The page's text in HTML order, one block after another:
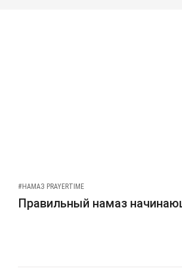
#НАМАЗ PRAYERTIME
Правильный намаз